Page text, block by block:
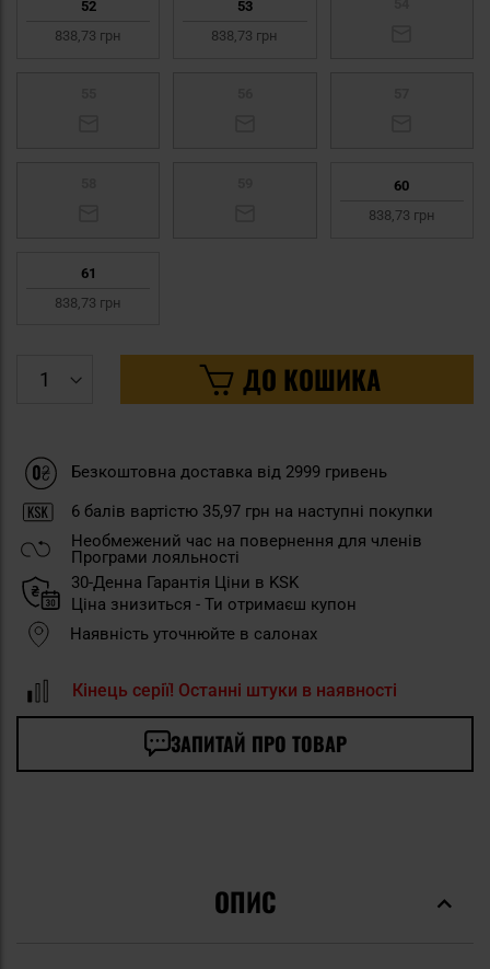
52
838,73 грн
53
838,73 грн
60
838,73 грн
61
838,73 грн
ДО КОШИКА
Безкоштовна доставка від 2999 гривень
6 балів вартістю 35,97 грн на наступні покупки
Необмежений час на повернення для членів
Програми лояльності
30-Денна Гарантія Ціни в KSK
Ціна знизиться - Ти отримаєш купон
Наявність уточнюйте в салонах
Кінець серії! Останні штуки в наявності
ЗАПИТАЙ ПРО ТОВАР
ОПИС